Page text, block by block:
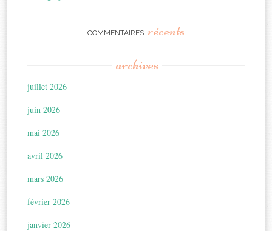
COMMENTAIRES récents
archives
juillet 2026
juin 2026
mai 2026
avril 2026
mars 2026
février 2026
janvier 2026